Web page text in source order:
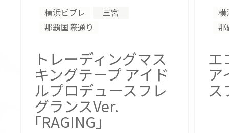
横浜ビブレ
三宮
那覇国際通り
トレーディングマス
キングテープ アイド
ルプロデュースフレ
グランスVer.
｢RAGING｣
横
那
エ
ア
ス